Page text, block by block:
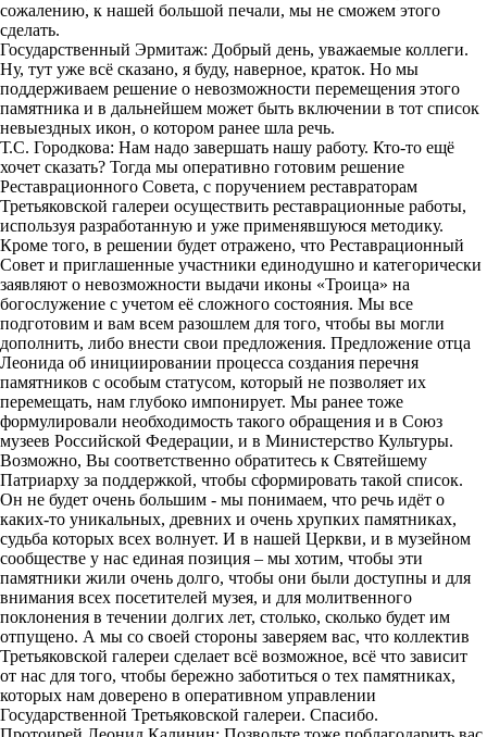
сожалению, к нашей большой печали, мы не сможем этого
сделать.
Государственный Эрмитаж: Добрый день, уважаемые коллеги.
Ну, тут уже всё сказано, я буду, наверное, краток. Но мы
поддерживаем решение о невозможности перемещения этого
памятника и в дальнейшем может быть включении в тот список
невыездных икон, о котором ранее шла речь.
Т.С. Городкова: Нам надо завершать нашу работу. Кто-то ещё
хочет сказать? Тогда мы оперативно готовим решение
Реставрационного Совета, с поручением реставраторам
Третьяковской галереи осуществить реставрационные работы,
используя разработанную и уже применявшуюся методику.
Кроме того, в решении будет отражено, что Реставрационный
Совет и приглашенные участники единодушно и категорически
заявляют о невозможности выдачи иконы «Троица» на
богослужение с учетом её сложного состояния. Мы все
подготовим и вам всем разошлем для того, чтобы вы могли
дополнить, либо внести свои предложения. Предложение отца
Леонида об инициировании процесса создания перечня
памятников с особым статусом, который не позволяет их
перемещать, нам глубоко импонирует. Мы ранее тоже
формулировали необходимость такого обращения и в Союз
музеев Российской Федерации, и в Министерство Культуры.
Возможно, Вы соответственно обратитесь к Святейшему
Патриарху за поддержкой, чтобы сформировать такой список.
Он не будет очень большим - мы понимаем, что речь идёт о
каких-то уникальных, древних и очень хрупких памятниках,
судьба которых всех волнует. И в нашей Церкви, и в музейном
сообществе у нас единая позиция – мы хотим, чтобы эти
памятники жили очень долго, чтобы они были доступны и для
внимания всех посетителей музея, и для молитвенного
поклонения в течении долгих лет, столько, сколько будет им
отпущено. А мы со своей стороны заверяем вас, что коллектив
Третьяковской галереи сделает всё возможное, всё что зависит
от нас для того, чтобы бережно заботиться о тех памятниках,
которых нам доверено в оперативном управлении
Государственной Третьяковской галереи. Спасибо.